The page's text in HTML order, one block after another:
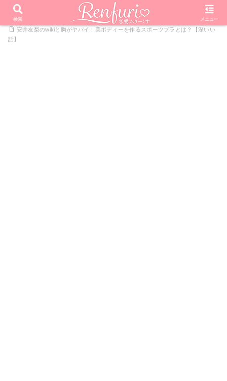
PR
ホーム 芸能・エンタメ
人生が変わる1分間の深イイ話
安井友梨のwikiと胸がヤバイ！美ボディーを作るスポーツブラとは？【深いい
話】
検索 メニュー